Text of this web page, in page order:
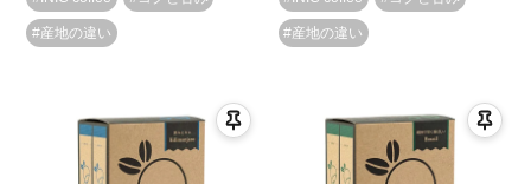
#産地の違い #産地の違い